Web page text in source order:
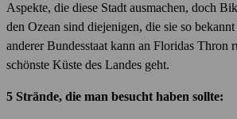
Aspekte, die diese Stadt ausmachen, doch
den Ozean sind diejenigen, die sie so
anderer Bundesstaat kann an Floridas Thron
schönste Küste des Landes geht.
5 Strände, die man besucht haben sollte: